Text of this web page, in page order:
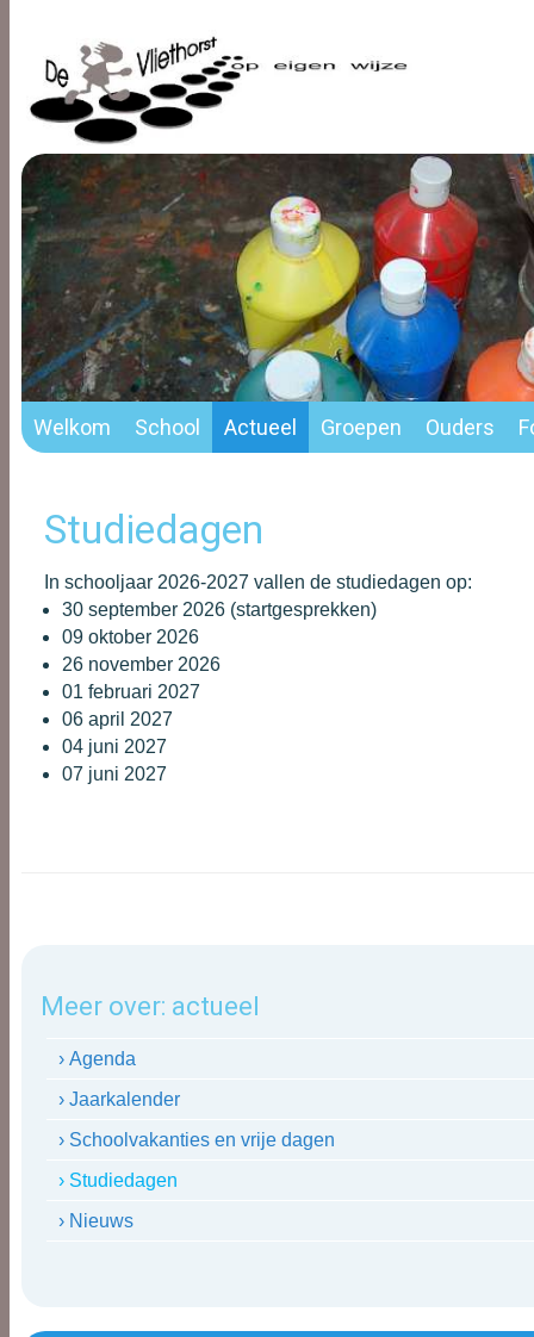
Welkom School Actueel Groepen Ouders
Studiedagen
In schooljaar 2026-2027 vallen de studiedagen op:
30 september 2026 (startgesprekken)
09 oktober 2026
26 november 2026
01 februari 2027
06 april 2027
04 juni 2027
07 juni 2027
Meer over: actueel
› Agenda
› Jaarkalender
› Schoolvakanties en vrije dagen
› Studiedagen
› Nieuws